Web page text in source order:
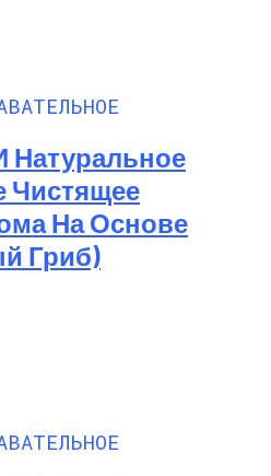
Натуральное
Чистящее
На Основе
Гриб)